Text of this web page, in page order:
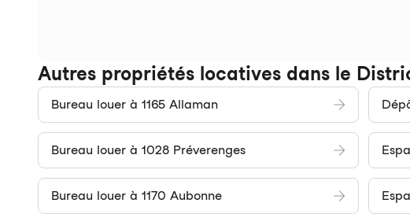
Autres propriétés locatives dans le
Bureau louer à 1165 Allaman
Bureau louer à 1028 Préverenges
Bureau louer à 1170 Aubonne